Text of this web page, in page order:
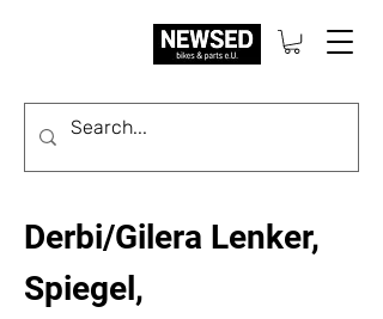
Derbi/Gilera Lenker,
Spiegel,